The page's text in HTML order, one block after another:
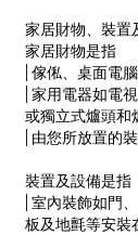
家居財物、裝置
家居財物是指
| 傢俬、桌面電
| 家用電器如電
或獨立式爐頭和
| 由您所放置的
裝置及設備是指
| 室內裝飾如門
板及地氈等安裝